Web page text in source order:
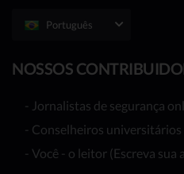
Português
NOSSOS
- Jornalistas de segurança
- Conselheiros
- Você - o leitor (Escreva sua